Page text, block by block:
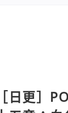
［日更］